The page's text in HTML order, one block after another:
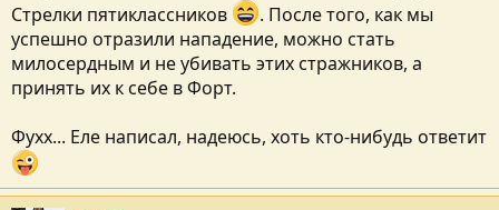
Стрелки пятиклассников
. После того, как мы
успешно отразили нападение, можно стать
милосердным и не убивать этих стражников, а
принять их к себе в Форт.
Фухх... Еле написал, надеюсь, хоть кто-нибудь ответит